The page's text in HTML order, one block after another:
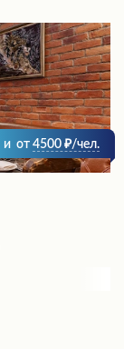
и от 4500 /чел.